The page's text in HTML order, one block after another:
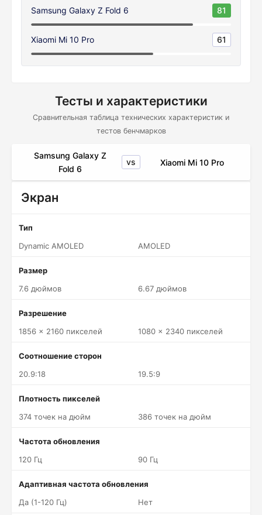
Samsung Galaxy Z Fold 6 81
Xiaomi Mi 10 Pro 61
Тесты и характеристики
Сравнительная таблица технических характеристик и
тестов бенчмарков
Samsung Galaxy Z
Fold 6
vs Xiaomi Mi 10 Pro
Экран
Тип
Dynamic AMOLED
AMOLED
Размер
7.6 дюймов
6.67 дюймов
Разрешение
1856 x 2160 пикселей
1080 x 2340 пикселей
Соотношение сторон
20.9:18
19.5:9
Плотность пикселей
374 точек на дюйм
386 точек на дюйм
Частота обновления
120 Гц
90 Гц
Адаптивная частота обновления
Да (1-120 Гц)
Нет